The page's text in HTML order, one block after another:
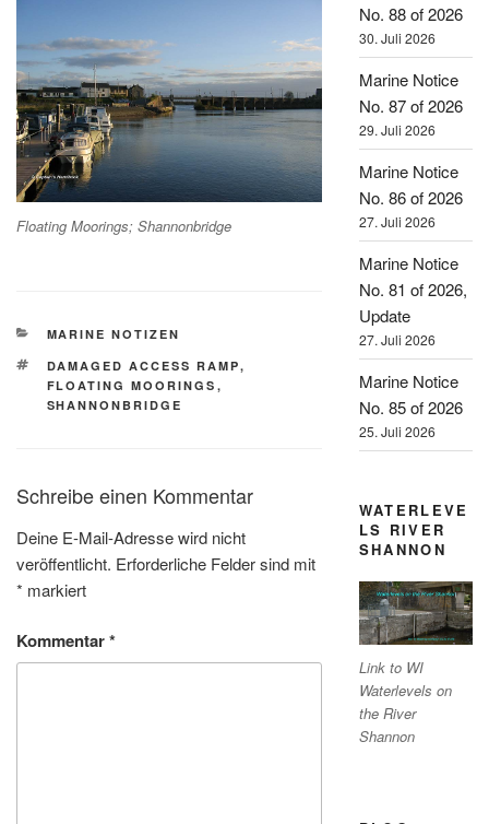
Floating Moorings; Shannonbridge
KATEGORIEN
MARINE NOTIZEN
SCHLAGWÖRTER
DAMAGED ACCESS RAMP,
FLOATING MOORINGS ,
SHANNONBRIDGE
Schreibe einen Kommentar
Deine E-Mail-Adresse wird nicht
veröffentlicht. Erforderliche Felder sind mit
* markiert
Kommentar*
No. 88 of 2026
30. Juli 2026
Marine Notice
No. 87 of 2026
29. Juli 2026
Marine Notice
No. 86 of 2026
27. Juli 2026
Marine Notice
No. 81 of 2026,
Update
27. Juli 2026
Marine Notice
No. 85 of 2026
25. Juli 2026
WATERLEVE
LS RIVER
SHANNON
Link to WI
Waterlevels on
the River
Shannon